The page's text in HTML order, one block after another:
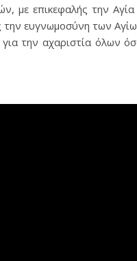
με επικεφαλής την
ευγνωμοσύνη των
την αχαριστία όλων